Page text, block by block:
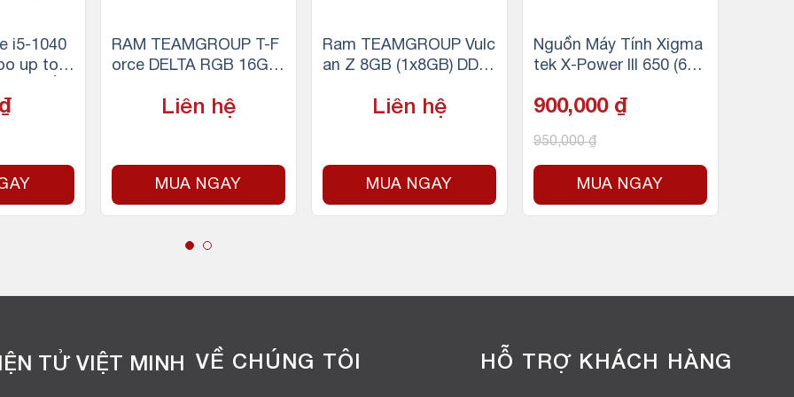
i5-1040
up to
65W) –
₫
RAM TEAMGROUP T-F
orce DELTA RGB 16GB
Hz (Trắng)Liên hệ
MUA NGAY
Ram TEAMGROUP Vulc
an Z 8GB (1x8GB) DDR
Liên hệ
MUA NGAY
Nguồn Máy Tính Xigma
tek X-Power III 650 (600
900,000 ₫
950,000₫
MUA NGAY
TỬ VIỆT MINH VỀ CHÚNG TÔI HỖ TRỢ KHÁCH HÀNG